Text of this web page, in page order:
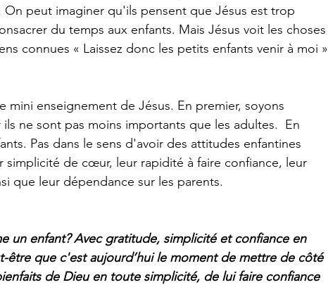
On peut imaginer qu'ils pensent que Jésus est trop
du temps aux enfants. Mais Jésus voit les choses
connues « Laissez donc les petits enfants venir à moi »
enseignement de Jésus. En premier, soyons
ne sont pas moins importants que les adultes.  En
Pas dans le sens d'avoir des attitudes enfantines
simplicité de cœur, leur rapidité à faire confiance, leur
que leur dépendance sur les parents.
un enfant? Avec gratitude, simplicité et confiance en
être que c'est aujourd’hui le moment de mettre de côté
de Dieu en toute simplicité, de lui faire confiance